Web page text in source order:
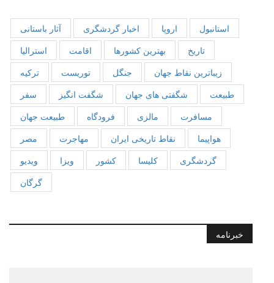
آثار باستانی اخبار گردشگری اروپا
استانبول
استرالیا
اقامت بهترین کشورها
تاریخ
ترکیه
توریست جنگل
زیباترین نقاط جهان
سفر
شگفت انگیز شگفتی های جهان
طبیعت
طبیعت جهان
فرودگاه مالزی
مسافرت
مصر
مهاجرت نقاط تاریخی ایران
هواپیما
ویدیو
ویزا کشور کلیسا
گردشگری
گرگان
خبرنامه